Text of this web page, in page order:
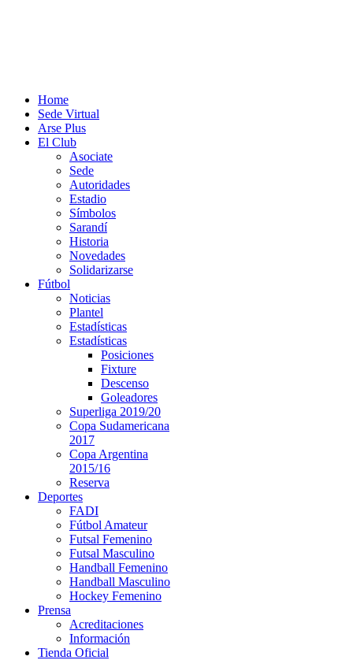
Home
Sede Virtual
Arse Plus
El Club
Asociate
Sede
Autoridades
Estadio
Símbolos
Sarandí
Historia
Novedades
Solidarizarse
Fútbol
Noticias
Plantel
Estadísticas
Estadísticas
Posiciones
Fixture
Descenso
Goleadores
Superliga 2019/20
Copa Sudamericana
2017
Copa Argentina
2015/16
Reserva
Deportes
FADI
Fútbol Amateur
Futsal Femenino
Futsal Masculino
Handball Femenino
Handball Masculino
Hockey Femenino
Prensa
Acreditaciones
Información
Tienda Oficial